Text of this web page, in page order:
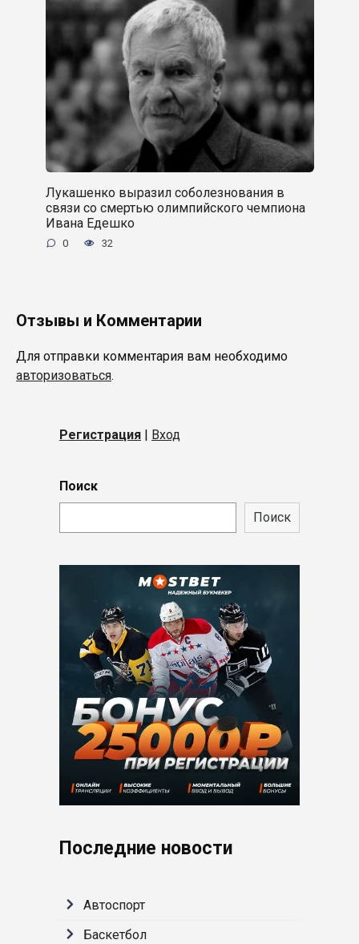
Лукашенко выразил соболезнования в
связи со смертью олимпийского чемпиона
Ивана Едешко
0 32
Отзывы и Комментарии
Для отправки комментария вам необходимо
авторизоваться.
Регистрация | Вход
Поиск
Поиск
Последние новости
Автоспорт
Баскетбол